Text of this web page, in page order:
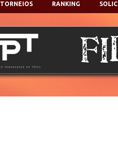
TORNEIOS RANKING